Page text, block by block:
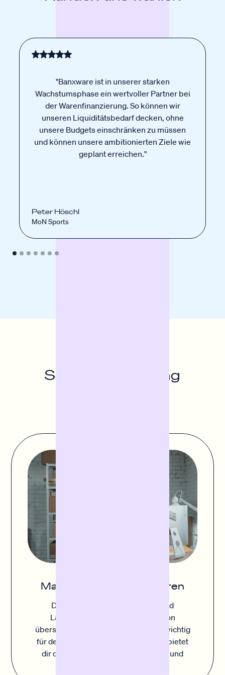
"Banxware ist in unserer starken
Wachstumsphase ein wertvoller Partner bei
der Warenfinanzierung. So können wir
unseren Liquiditätsbedarf decken, ohne
unsere Budgets einschränken zu müssen
und können unsere ambitionierten Ziele wie
geplant erreichen."
Peter Höschl
MoN Sports
Sofortfinanzierung
Materialeinkauf finanzieren
Die Balance zwischen ausreichend
Lagerbestand und Vermeidung von
überschüssigen Lagerbeständen ist wichtig
für deinen Erfolg. Sofortfinanzierung bietet
dir die Flexibilität schnell zu agieren und